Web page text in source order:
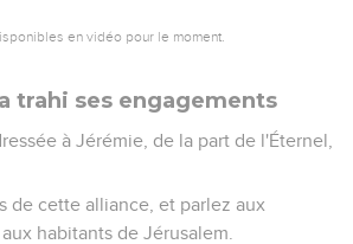
en vidéo pour le moment.
trahi ses engagements
à Jérémie, de la part de l'Éternel,
de cette alliance, et parlez aux
habitants de Jérusalem.